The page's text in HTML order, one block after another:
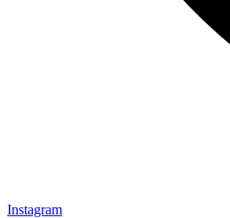
Instagram